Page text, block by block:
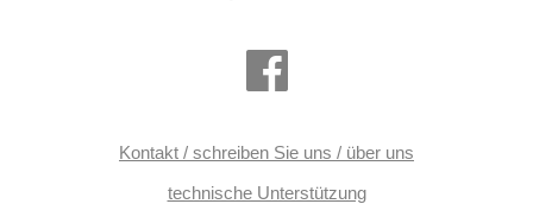
Kontakt / schreiben Sie uns / über uns
technische Unterstützung